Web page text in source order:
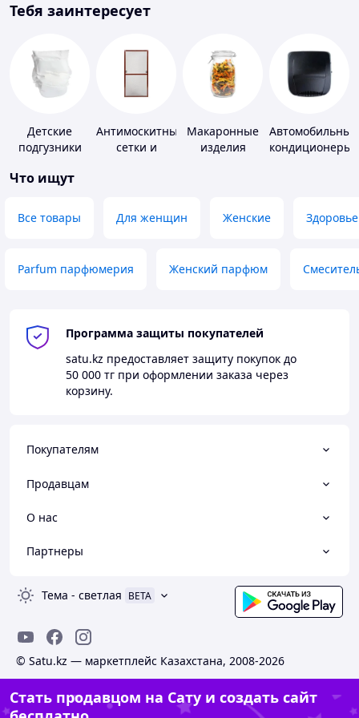
Тебя заинтересует
Детские
подгузники
Антимоскитные
сетки и
Макаронные
изделия
Автомобильные
кондиционеры
Что ищут
Все товары Для женщин Женские Здоровье
Parfum парфюмерия Женский парфюм
Программа защиты покупателей
satu.kz предоставляет защиту покупок до
50 000 тг при оформлении заказа через
корзину.
Покупателям
Продавцам
О нас
Партнеры
Тема - светлая BETA
© Satu.kz — маркетплейс Казахстана, 2008-2026
Стать продавцом на Сату и создать сайт